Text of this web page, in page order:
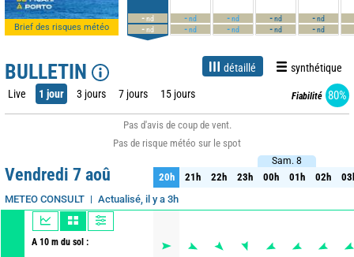
Brief des risques météo
-nd
-nd
-nd
-nd
-nd
-nd
-nd
-nd
-nd
-nd
BULLETIN détaillé synthétique
Live 1 jour 3 jours 7 jours 15 jours Fiabilité 80%
Pas d'avis de coup de vent.
Pas de risque météo sur le spot
Vendredi 7 aoû
METEO CONSULT Actualisé, il y a 3h
A 10 m du sol :
Sam. 8
20h 21h 22h 23h 00h 01h 02h
Sam. 8
20h 21h 22h 23h 00h 01h 02h